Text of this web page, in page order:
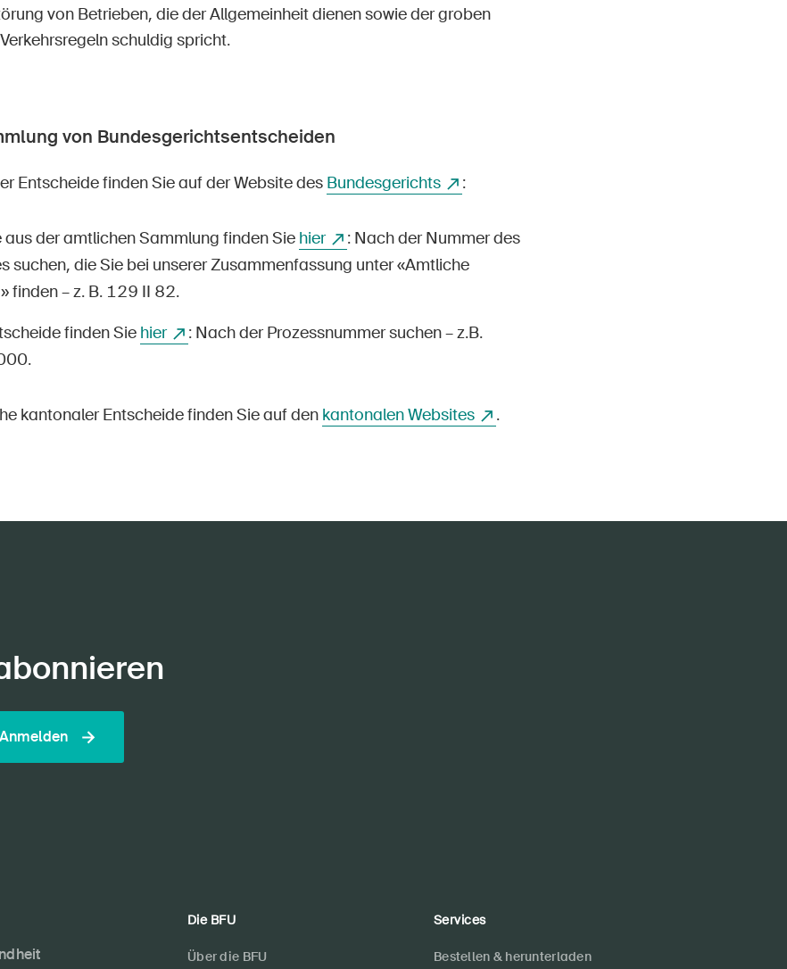
von Betrieben, die der Allgemeinheit dienen sowie der groben
schuldig spricht.
von Bundesgerichtsentscheiden
Entscheide finden Sie auf der Website des Bundesgerichts :
aus der amtlichen Sammlung finden Sie hier
: Nach der Nummer des
suchen, die Sie bei unserer Zusammenfassung unter «Amtliche
finden – z. B. 129 II 82.
finden Sie hier
: Nach der Prozessnummer suchen – z.B.
kantonaler Entscheide finden Sie auf den kantonalen Websites .
Anmelden
Die BFU
Über die BFU
Services
Bestellen & herunterladen